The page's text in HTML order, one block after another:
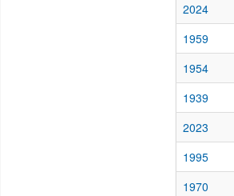
2024
1959
1954
1939
2023
1995
1970